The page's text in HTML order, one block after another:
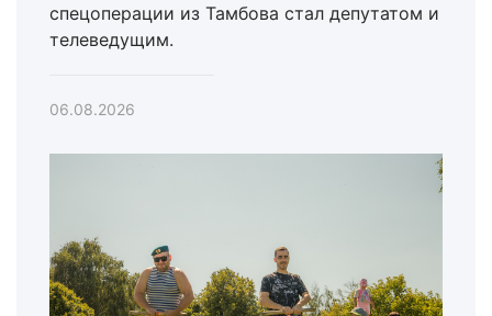
спецоперации из Тамбова стал депутатом и
телеведущим.
06.08.2026